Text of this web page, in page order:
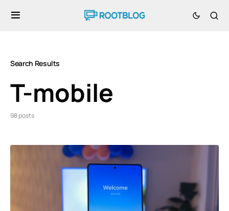
Search Results
T-mobile
98 posts